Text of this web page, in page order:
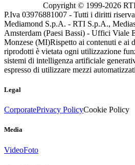
Copyright © 1999-2026
P.Iva 03976881007 - Tutti i diritti
Mediamond S.p.A. - RTI S.p.A.,
Amsterdam (Paesi Bassi) - Uffici Viale
Monzese (MI)Rispetto ai contenuti e ai
riprodotti è vietata ogni utilizzazione
sistemi di intelligenza artificiale
espresso di utilizzare mezzi
Legal
CorporatePrivacy PolicyCookie Policy
Media
VideoFoto